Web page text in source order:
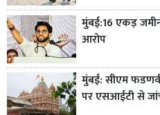
मुंबई:16 एकड़
आरोप
मुंबई: सीएम
पर एसआईटी से